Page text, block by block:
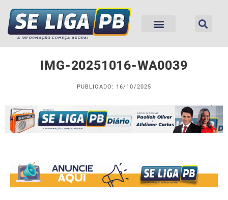
IMG-20251016-WA0039
PUBLICADO: 16/10/2025